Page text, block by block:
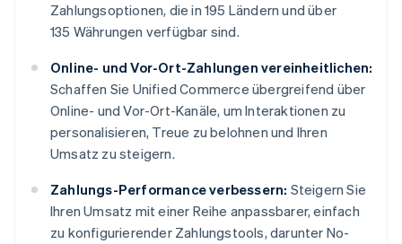
Zahlungsoptionen, die in 195 Ländern und über
135 Währungen verfügbar sind.
Online- und Vor-Ort-Zahlungen vereinheitlichen:
Schaffen Sie Unified Commerce übergreifend über
Online- und Vor-Ort-Kanäle, um Interaktionen zu
personalisieren, Treue zu belohnen und Ihren
Umsatz zu steigern.
Zahlungs-Performance verbessern: Steigern Sie
Ihren Umsatz mit einer Reihe anpassbarer, einfach
zu konfigurierender Zahlungstools, darunter No-